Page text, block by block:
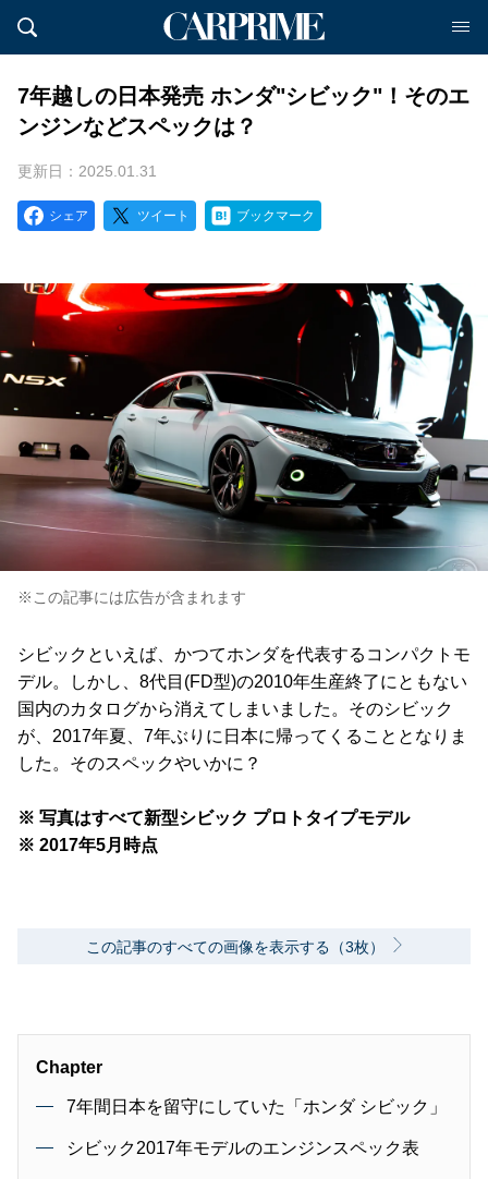
7年越しの日本発売 ホンダ"シビック"！そのエ
ンジンなどスペックは？
更新日：2025.01.31
シェア ツイート ブックマーク
※この記事には広告が含まれます
シビックといえば、かつてホンダを代表するコンパクトモ
デル。しかし、8代目(FD型)の2010年生産終了にともない
国内のカタログから消えてしまいました。そのシビック
が、2017年夏、7年ぶりに日本に帰ってくることとなりま
した。そのスペックやいかに？
※ 写真はすべて新型シビック プロトタイプモデル
※ 2017年5月時点
この記事のすべての画像を表示する（3枚）
Chapter
7年間日本を留守にしていた「ホンダ シビック」
シビック2017年モデルのエンジンスペック表